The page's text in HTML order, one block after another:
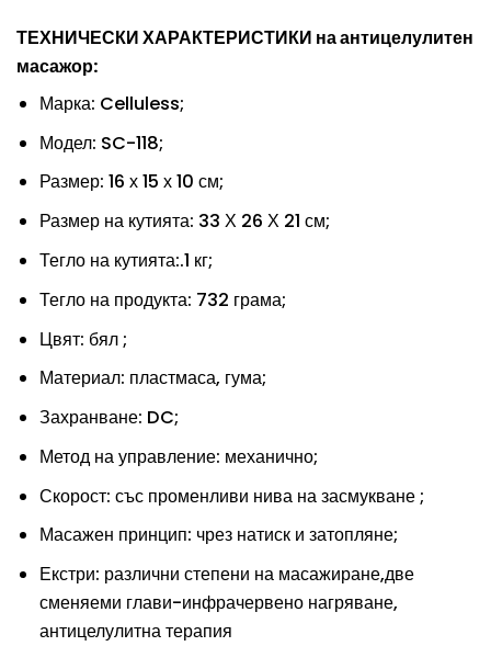
ТЕХНИЧЕСКИ ХАРАКТЕРИСТИКИ на антицелулитен
масажор:
Марка: Celluless;
Модел: SC-118;
Размер: 16 х 15 х 10 см;
Размер на кутията: 33 Х 26 Х 21 см;
Тегло на кутията:.1 кг;
Тегло на продукта: 732 грама;
Цвят: бял ;
Материал: пластмаса, гума;
Захранване: DC;
Метод на управление: механично;
Скорост: със променливи нива на засмукване ;
Масажен принцип: чрез натиск и затопляне;
Екстри: различни степени на масажиране,две
сменяеми глави-инфрачервено нагряване,
антицелулитна терапия